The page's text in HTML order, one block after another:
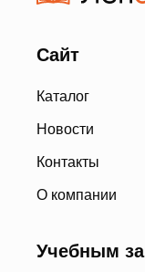
Сайт
Каталог
Новости
Контакты
О компании
Учебным